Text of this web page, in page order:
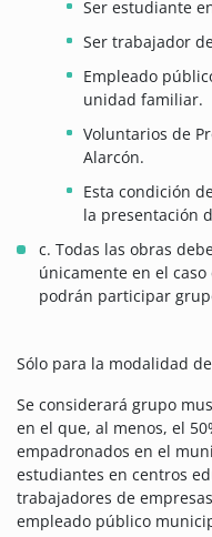
Ser estudiante
Ser trabajador
Empleado
unidad familiar.
Voluntarios de
Alarcón.
Esta condición
la presentación
c. Todas las obras
únicamente en el
podrán participar
Sólo para la modalidad
Se considerará grupo
en el que, al menos, el
empadronados en el
estudiantes en centros
trabajadores de
empleado público